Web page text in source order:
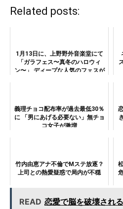
Related posts:
1月13日に、上野野外音楽堂にて
「ガラフェス〜真冬のハロウィ
ン〜」 ディープな人気のフェスが
義理チョコ配布率が過去最低30％
に 「男にあげる必要ない」無チョ
コ女子が激増
竹内由恵アナ不倫でMステ放逐？
上司との熱愛疑惑で局内が不穏
READ 恋愛で脳を破壊され